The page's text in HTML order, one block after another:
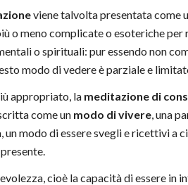
viene talvolta presentata come
o meno complicate o esoteriche
o spirituali: pur essendo non
modo di vedere è parziale e
appropriato, la meditazione di
come un modo di vivere, una
un modo di essere svegli e ricettivi a
cioè la capacità di essere in